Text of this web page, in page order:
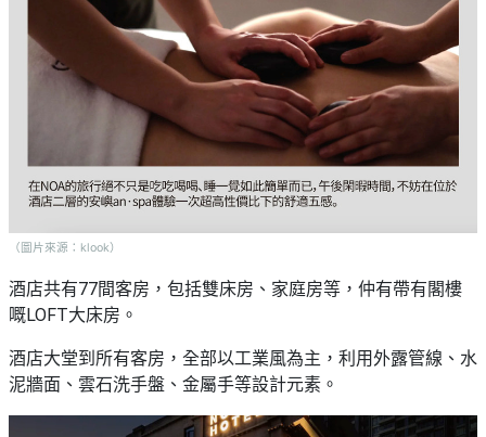
（圖片來源：klook）
酒店共有77間客房，包括雙床房、家庭房等，仲有帶有閣樓
嘅LOFT大床房。
酒店大堂到所有客房，全部以工業風為主，利用外露管線、水
泥牆面、雲石洗手盤、金屬手等設計元素。